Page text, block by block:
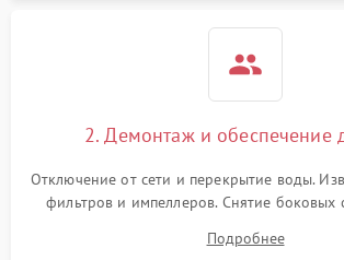
2. Демонтаж и обеспечение
Отключение от сети и перекрытие воды.
фильтров и импеллеров. Снятие боковых
циркуляционному насосу, ТЭНу и
Подробнее